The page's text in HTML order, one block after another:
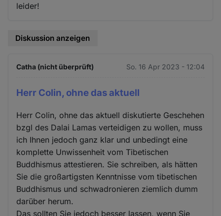
leider!
Diskussion anzeigen
Catha (nicht überprüft) So. 16 Apr 2023 - 12:04
Herr Colin, ohne das aktuell
Herr Colin, ohne das aktuell diskutierte Geschehen
bzgl des Dalai Lamas verteidigen zu wollen, muss
ich Ihnen jedoch ganz klar und unbedingt eine
komplette Unwissenheit vom Tibetischen
Buddhismus attestieren. Sie schreiben, als hätten
Sie die großartigsten Kenntnisse vom tibetischen
Buddhismus und schwadronieren ziemlich dumm
darüber herum.
Das sollten Sie jedoch besser lassen, wenn Sie